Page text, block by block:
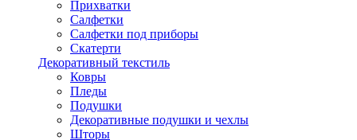
Прихватки
Салфетки
Салфетки под приборы
Скатерти
Декоративный текстиль
Ковры
Пледы
Подушки
Декоративные подушки и чехлы
Шторы